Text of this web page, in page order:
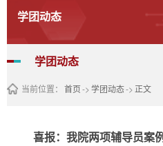
学团动态
学团动态
当前位置： 首页-> 学团动态-> 正文
喜报：我院两项辅导员案